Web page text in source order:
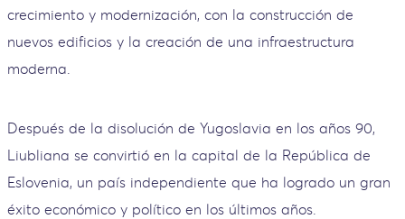
crecimiento y modernización, con la construcción de
nuevos edificios y la creación de una infraestructura
moderna.
Después de la disolución de Yugoslavia en los años 90,
Liubliana se convirtió en la capital de la República de
Eslovenia, un país independiente que ha logrado un gran
éxito económico y político en los últimos años.